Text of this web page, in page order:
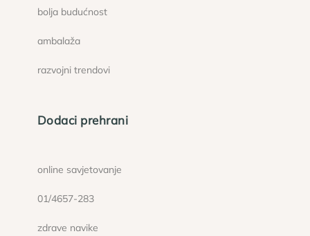
bolja budućnost
ambalaža
razvojni trendovi
Dodaci prehrani
online savjetovanje
01/4657-283
zdrave navike